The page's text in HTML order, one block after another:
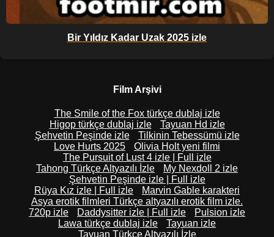
Bir Yıldız Kadar Uzak 2025 izle
Film Arşivi
The Smile of the Fox türkçe dublaj izle
Higop türkçe dublaj izle
Tayuan Hd izle
Şehvetin Peşinde izle
Tilkinin Tebessümü izle
Love Hurts 2025
Olivia Holt yeni filmi
The Pursuit of Lust 4 izle | Full izle
Tahong Türkçe Altyazılı İzle
My Nexdoll 2 izle
Şehvetin Peşinde izle | Full izle
Rüya Kız izle | Full izle
Marvin Gable karakteri
Asya erotik filmleri Türkçe altyazılı erotik film izle.
720p izle
Daddysitter izle | Full izle
Pulsion izle
Lawa türkçe dublaj izle
Tayuan izle
Tayuan Türkçe Altyazılı İzle